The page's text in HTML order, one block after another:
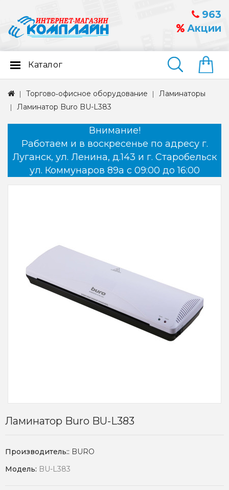
963
Акции
Найти
Каталог
Торгово‑офисное оборудование
Ламинаторы
Ламинатор Buro BU-L383
Внимание!
Работаем и в воскресенье по адресу г.
Луганск, ул. Ленина, д.143 и г. Старобельск
ул. Коммунаров 89а с 09:00 до 16:00
Ламинатор Buro BU-L383
Производитель:: BURO
Модель: BU-L383